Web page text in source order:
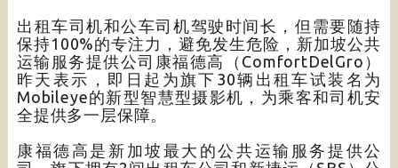
出租车司机和公车司机驾驶时间长，但需要随持
保持100%的专注力，避免发生危险，新加坡公共
运输服务提供公司康福德高（ComfortDelGro）
昨天表示，即日起为旗下30辆出租车试装名为
Mobileye的新型智慧型摄影机，为乘客和司机安
全提供多一层保障。
康福德高是新加坡最大的公共运输服务提供公